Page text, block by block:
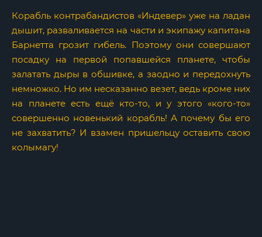
Корабль контрабандистов «Индевер» уже на ладан
дышит, разваливается на части и экипажу капитана
Барнетта грозит гибель. Поэтому они совершают
посадку на первой попавшейся планете, чтобы
залатать дыры в обшивке, а заодно и передохнуть
немножко. Но им несказанно везет, ведь кроме них
на планете есть ещё кто-то, и у этого «кого-то»
совершенно новенький корабль! А почему бы его
не захватить? И взамен пришельцу оставить свою
колымагу!